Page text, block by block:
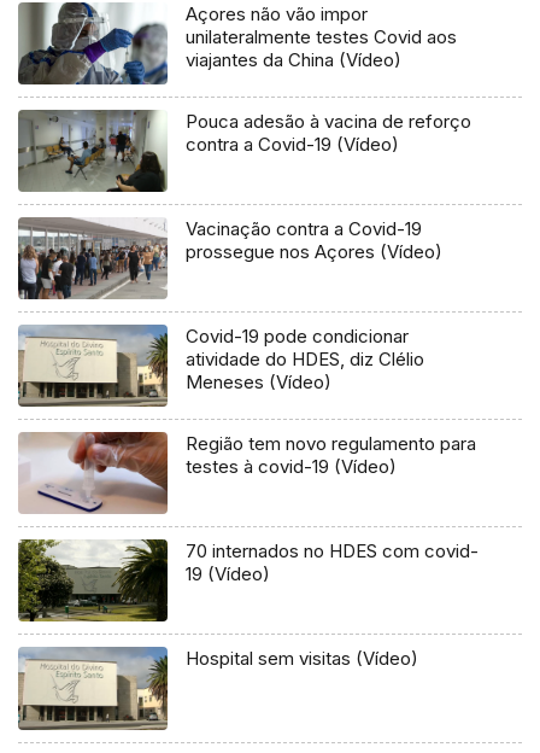
Açores não vão impor
unilateralmente testes Covid aos
viajantes da China (Vídeo)
Pouca adesão à vacina de reforço
contra a Covid-19 (Vídeo)
Vacinação contra a Covid-19
prossegue nos Açores (Vídeo)
Covid-19 pode condicionar
atividade do HDES, diz Clélio
Meneses (Vídeo)
Região tem novo regulamento para
testes à covid-19 (Vídeo)
70 internados no HDES com covid-
19 (Vídeo)
Hospital sem visitas (Vídeo)